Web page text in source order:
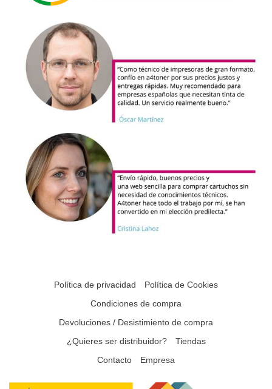
Política de privacidad
Política de Cookies
Condiciones de compra
Devoluciones / Desistimiento de compra
¿Quieres ser distribuidor?
Tiendas
Contacto
Empresa